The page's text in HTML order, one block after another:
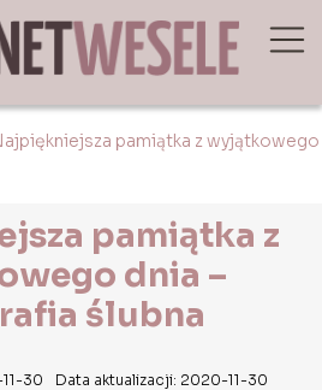
pamiątka z wyjątkowego
pamiątka z
dnia –
ślubna
30 Data aktualizacji: 2020-11-30